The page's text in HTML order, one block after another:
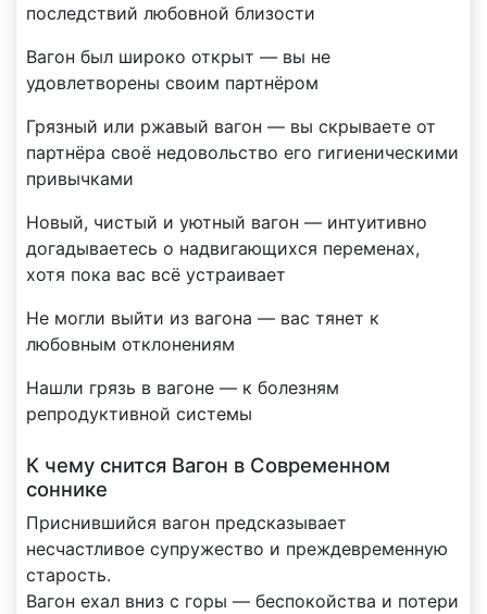
последствий любовной близости
Вагон был широко открыт — вы не
удовлетворены своим партнёром
Грязный или ржавый вагон — вы скрываете от
партнёра своё недовольство его гигиеническими
привычками
Новый, чистый и уютный вагон — интуитивно
догадываетесь о надвигающихся переменах,
хотя пока вас всё устраивает
Не могли выйти из вагона — вас тянет к
любовным отклонениям
Нашли грязь в вагоне — к болезням
репродуктивной системы
К чему снится Вагон в Современном
соннике
Приснившийся вагон предсказывает
несчастливое супружество и преждевременную
старость.
Вагон ехал вниз с горы — беспокойства и потери